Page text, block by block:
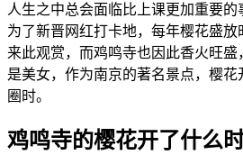
人生之中总会面临比上课更加重要
为了新晋网红打卡地，每年樱花盛
来此观赏，而鸡鸣寺也因此香火旺
是美女，作为南京的著名景点，樱
圈时。
鸡鸣寺的樱花开了什么